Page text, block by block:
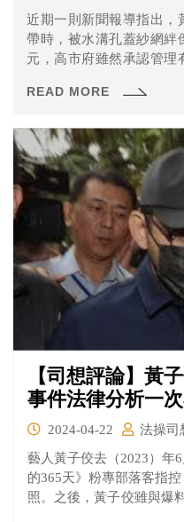
近期一則新聞報導指出，
帶時，被水溝孔蓋紗網絆
元，高市府雖然承認管理
但法官發現，紗網破損處
READ MORE
【司想評論】黃
事件法律分析一
2024-04-22
法操司
藝人黃子佼去（2023）年
的365天》粉專部落客指
照。之後，黃子佼雖與爆